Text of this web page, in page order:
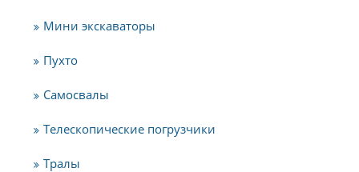
Мини экскаваторы
Пухто
Самосвалы
Телескопические погрузчики
Тралы